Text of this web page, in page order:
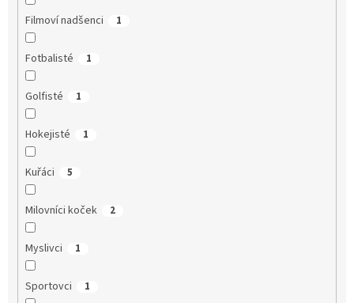
Filmoví nadšenci 1
Fotbalisté 1
Golfisté 1
Hokejisté 1
Kuřáci 5
Milovníci koček 2
Myslivci 1
Sportovci 1